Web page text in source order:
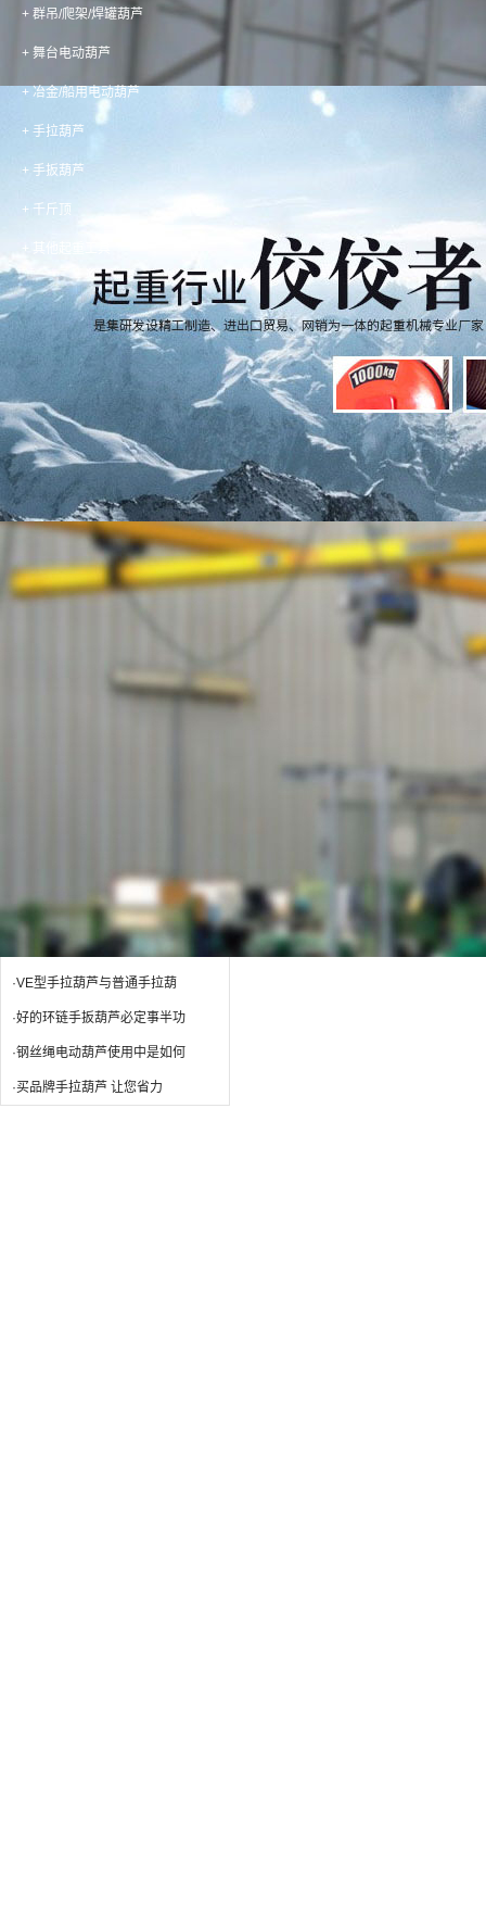
+ 群吊/爬架/焊罐葫芦
+ 舞台电动葫芦
+ 冶金/船用电动葫芦
+ 手拉葫芦
+ 手扳葫芦
+ 千斤顶
咨询中心 / NEWS
·低温下能够使用手拉葫芦吗？
·小伙用电动葫芦为瘫痪妻建“
·对于舞台电动葫芦99%的人
·在大厦建设工程中如何搭设提
·电动葫芦如何加装总停开关？
·微型电动葫芦能不能在小区提
·锅炉房吊煤的电动葫芦应具备
·适于低矮车间使用的电动葫芦
·关于微型电动葫芦那些你不知
· 防爆手拉葫芦价格影响因素
·普通环链葫芦为何不能长时间
·环链电动葫芦传统起重链轮缺
·VE型手拉葫芦与普通手拉葫
·好的环链手扳葫芦必定事半功
·钢丝绳电动葫芦使用中是如何
·买品牌手拉葫芦 让您省力